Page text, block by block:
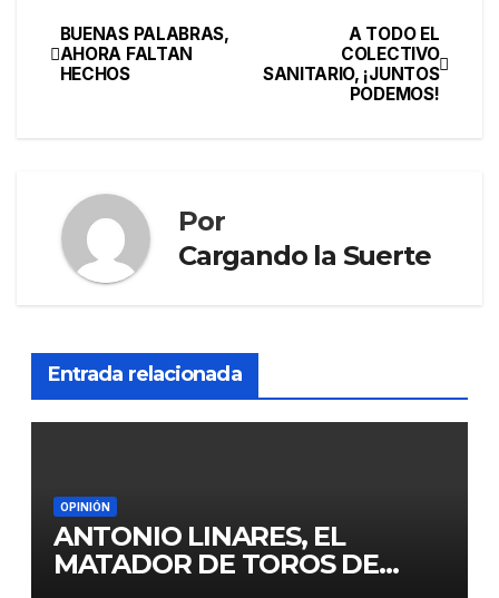
A TODO EL
COLECTIVO
SANITARIO, ¡JUNTOS
PODEMOS!
BUENAS PALABRAS,
AHORA FALTAN
HECHOS
Por
Cargando la Suerte
Entrada relacionada
OPINIÓN
ANTONIO LINARES, EL
MATADOR DE TOROS DE